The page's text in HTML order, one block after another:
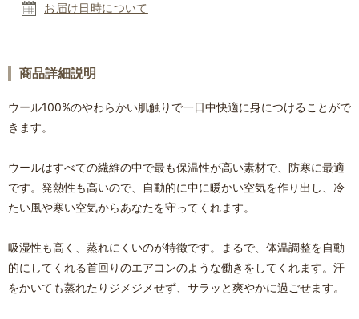
お届け日時について
商品詳細説明
ウール100%のやわらかい肌触りで一日中快適に身につけることがで
きます。
ウールはすべての繊維の中で最も保温性が高い素材で、防寒に最適
です。発熱性も高いので、自動的に中に暖かい空気を作り出し、冷
たい風や寒い空気からあなたを守ってくれます。
吸湿性も高く、蒸れにくいのが特徴です。まるで、体温調整を自動
的にしてくれる首回りのエアコンのような働きをしてくれます。汗
をかいても蒸れたりジメジメせず、サラッと爽やかに過ごせます。